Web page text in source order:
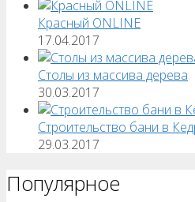
Красный ONLINE
17.04.2017
Столы из массива дерева
30.03.2017
Строительство бани в
29.03.2017
Популярное